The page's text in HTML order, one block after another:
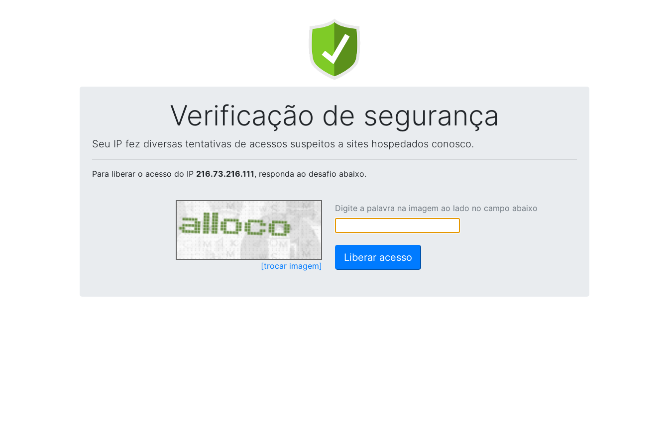
Verificação de segurança
Seu IP fez diversas tentativas de acessos suspeitos a sites hospedados conosco.
Para liberar o acesso do IP 216.73.216.111, responda ao desafio abaixo.
[trocar imagem]
Digite a palavra na imagem ao lado no campo abaixo